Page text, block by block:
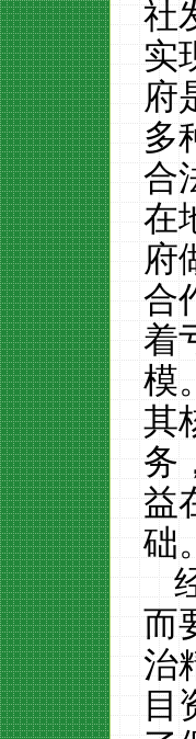
社
实
府
多
合
在
府
合
着
模
其
务
益
础
而
治
目